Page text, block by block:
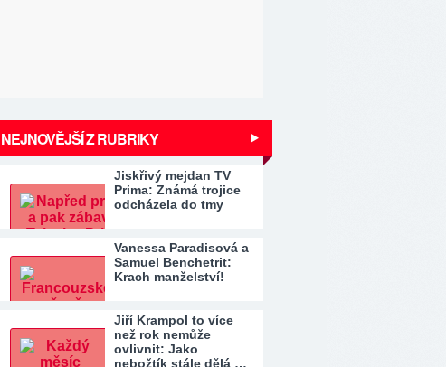
NEJNOVĚJŠÍ Z RUBRIKY
Jiskřivý mejdan TV
Prima: Známá trojice
odcházela do tmy
Vanessa Paradisová a
Samuel Benchetrit:
Krach manželství!
Jiří Krampol to více
než rok nemůže
ovlivnit: Jako
nebožtík stále dělá …